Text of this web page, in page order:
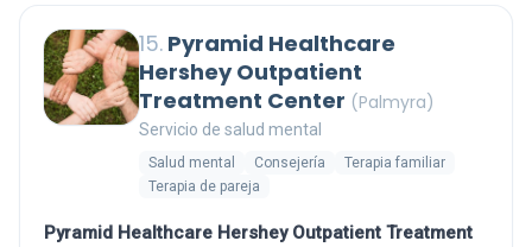
15. Pyramid Healthcare
Hershey Outpatient
Treatment Center (Palmyra)
Servicio de salud mental
Salud mental Consejería
Terapia familiar
Terapia de pareja
Pyramid Healthcare Hershey Outpatient Treatment